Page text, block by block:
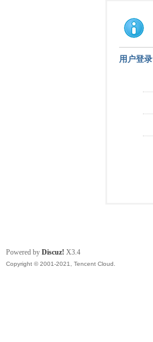
用户登录
Powered by Discuz! X3.4
Copyright © 2001-2021, Tencent Cloud.